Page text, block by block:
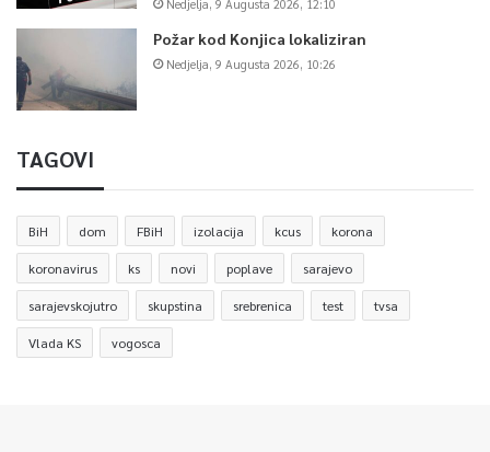
Nedjelja, 9 Augusta 2026, 12:10
Požar kod Konjica lokaliziran
Nedjelja, 9 Augusta 2026, 10:26
TAGOVI
BiH dom FBiH izolacija kcus korona
koronavirus ks novi poplave sarajevo
sarajevskojutro skupstina srebrenica test tvsa
Vlada KS vogosca